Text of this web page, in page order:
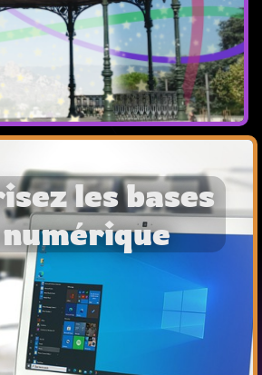
les idées sont possibles.
/ Choisissez un projet
les bases
le monstre numérique, je
en sessions de 1 ou 2 heures
les sujets liés au numérique.
En savoir plus